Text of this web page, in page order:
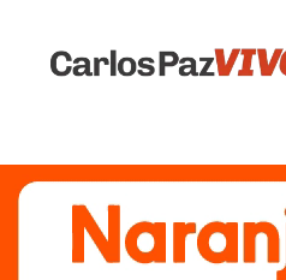
Vivo